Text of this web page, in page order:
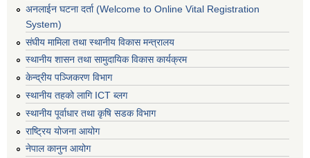
अनलाईन घटना दर्ता (Welcome to Online Vital Registration
System)
संघीय मामिला तथा स्थानीय विकास मन्त्रालय
स्थानीय शासन तथा सामुदायिक विकास कार्यक्रम
केन्द्रीय पञ्जिकरण विभाग
स्थानीय तहको लागि ICT ब्लग
स्थानीय पूर्वाधार तथा कृषि सडक विभाग
राष्ट्रिय योजना आयोग
नेपाल कानुन आयोग